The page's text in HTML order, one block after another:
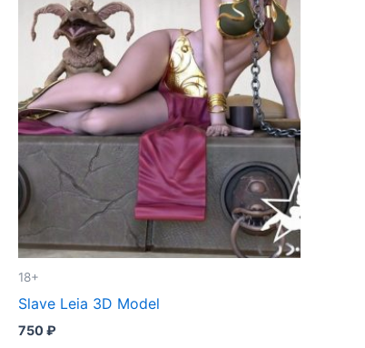
18+
Slave Leia 3D Model
750₽